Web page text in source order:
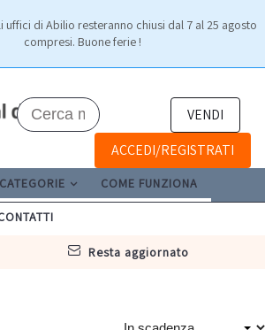
uffici di Abilio resteranno chiusi dal 7 al 25 agosto
compresi. Buone ferie !
VENDI
ACCEDI/REGISTRATI
CATEGORIE COME FUNZIONA
resta aggiornato